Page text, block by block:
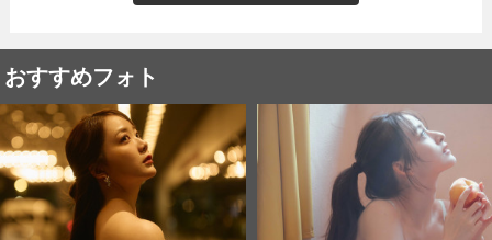
おすすめフォト